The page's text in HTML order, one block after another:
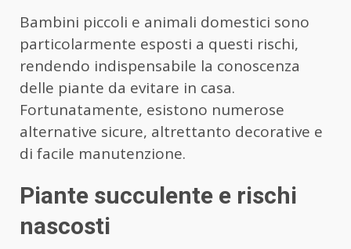
Bambini piccoli e animali domestici sono
particolarmente esposti a questi rischi,
rendendo indispensabile la conoscenza
delle piante da evitare in casa.
Fortunatamente, esistono numerose
alternative sicure, altrettanto decorative e
di facile manutenzione.
Piante succulente e rischi
nascosti